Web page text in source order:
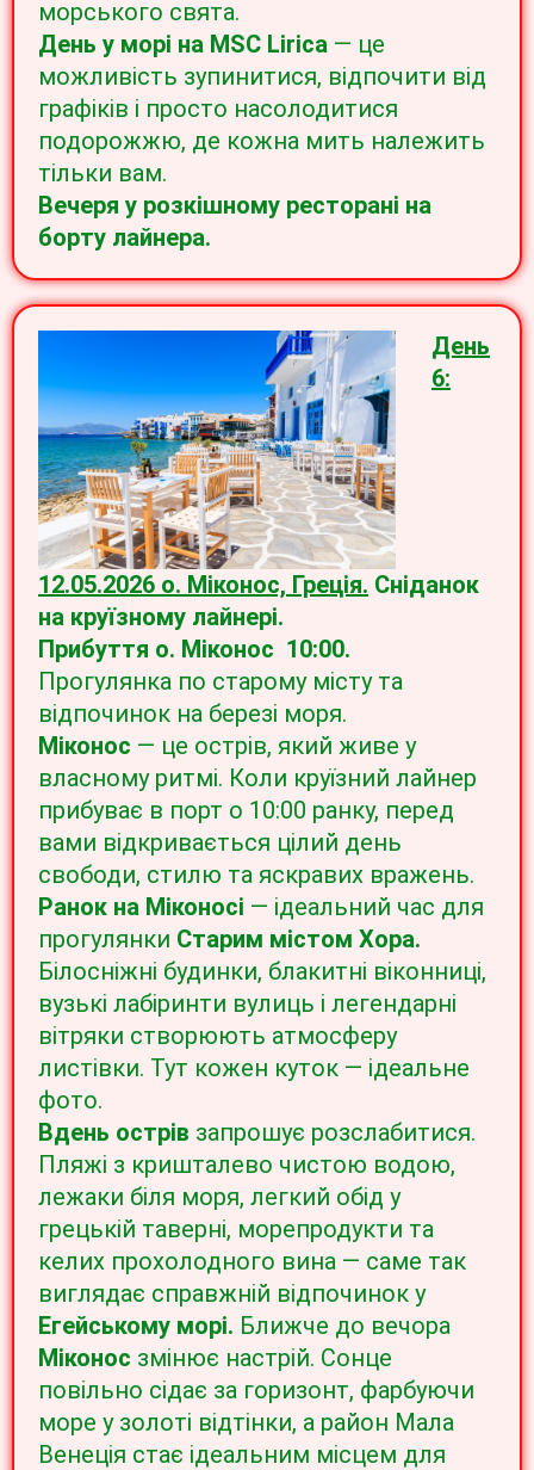
морського свята.
День у морі на MSC Lirica — це
можливість зупинитися, відпочити від
графіків і просто насолодитися
подорожжю, де кожна мить належить
тільки вам.
Вечеря у розкішному ресторані на
борту лайнера.
День
6:
12.05.2026 о. Міконос, Греція. Сніданок
на круїзному лайнері.
Прибуття о. Міконос 10:00.
Прогулянка по старому місту та
відпочинок на березі моря.
Міконос — це острів, який живе у
власному ритмі. Коли круїзний лайнер
прибуває в порт о 10:00 ранку, перед
вами відкривається цілий день
свободи, стилю та яскравих вражень.
Ранок на Міконосі — ідеальний час для
прогулянки Старим містом Хора.
Білосніжні будинки, блакитні віконниці,
вузькі лабіринти вулиць і легендарні
вітряки створюють атмосферу
листівки. Тут кожен куток — ідеальне
фото.
Вдень острів запрошує розслабитися.
Пляжі з кришталево чистою водою,
лежаки біля моря, легкий обід у
грецькій таверні, морепродукти та
келих прохолодного вина — саме так
виглядає справжній відпочинок у
Егейському морі. Ближче до вечора
Міконос змінює настрій. Сонце
повільно сідає за горизонт, фарбуючи
море у золоті відтінки, а район Мала
Венеція стає ідеальним місцем для